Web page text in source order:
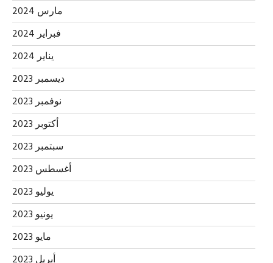
مارس 2024
فبراير 2024
يناير 2024
ديسمبر 2023
نوفمبر 2023
أكتوبر 2023
سبتمبر 2023
أغسطس 2023
يوليو 2023
يونيو 2023
مايو 2023